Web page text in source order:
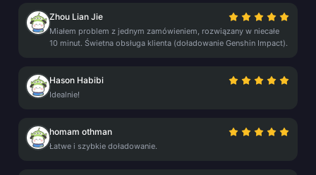
Zhou Lian Jie
Miałem problem z jednym zamówieniem, rozwiązany w niecałe
10 minut. Świetna obsługa klienta (doładowanie Genshin Impact).
Hason Habibi
Idealnie!
homam othman
Łatwe i szybkie doładowanie.